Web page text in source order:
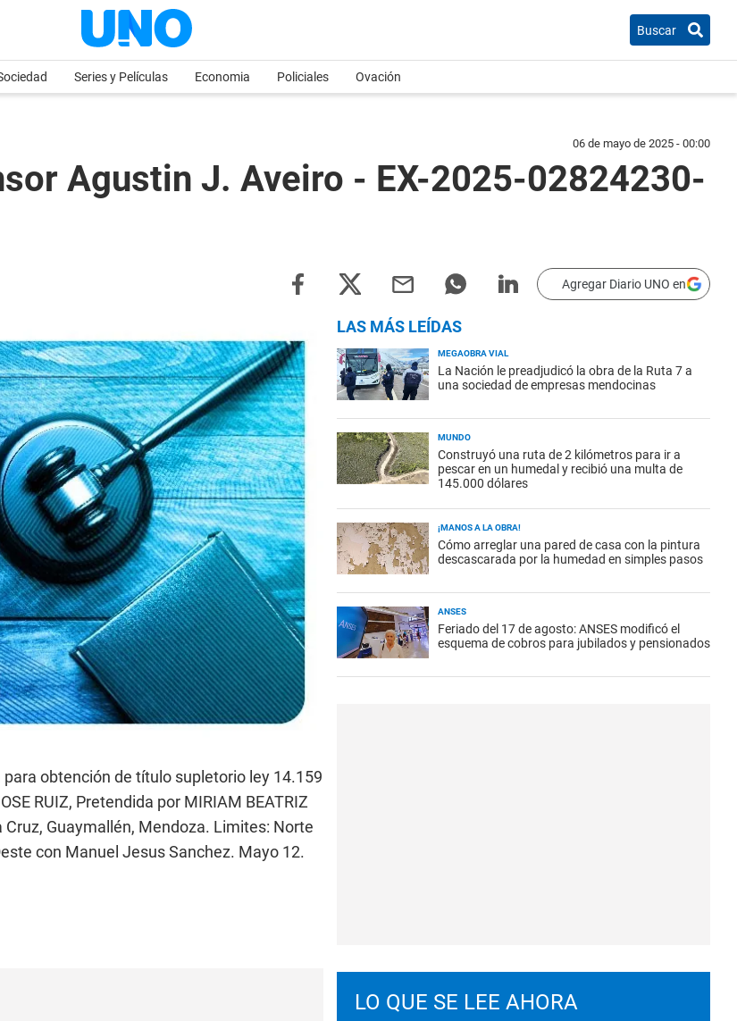
Buscar
Series y Películas Economia Policiales Ovación
06 de mayo de 2025 - 00:00
Agustin J. Aveiro - EX-2025-02824230-
Agregar Diario UNO en
obtención de título supletorio ley 14.159
RUIZ, Pretendida por MIRIAM BEATRIZ
Cruz, Guaymallén, Mendoza. Limites: Norte
con Manuel Jesus Sanchez. Mayo 12.
LAS MÁS LEÍDAS
MEGAOBRA VIAL
La Nación le preadjudicó la obra de la Ruta 7 a
una sociedad de empresas mendocinas
MUNDO
Construyó una ruta de 2 kilómetros para ir a
pescar en un humedal y recibió una multa de
145.000 dólares
¡MANOS A LA OBRA!
Cómo arreglar una pared de casa con la pintura
descascarada por la humedad en simples pasos
ANSES
Feriado del 17 de agosto: ANSES modificó el
esquema de cobros para jubilados y pensionados
LO QUE SE LEE AHORA